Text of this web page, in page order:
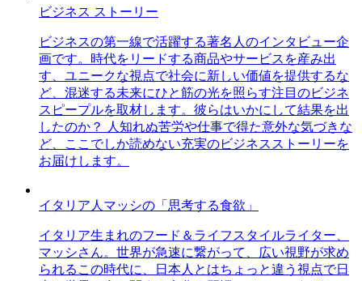
ビジネス ストーリー
ビジネスの第一線で活躍する著名人のインタビュー企
画です。時代をリードする商品やサービスを産み出
す、ユニークな視点で社会に新しい価値を提供するな
ど、混迷する未来にひと筋の光を照らす注目のビジネ
スピープルを取材します。彼らはいかにして結果を出
したのか？ 人知れぬ苦労や仕事で得た意外な気づきな
ど、ここでしか読めない充実のビジネスストーリーを
お届けします。
イタリア人マッシの「思考する食欲」
イタリア生まれのフード＆ライフスタイルライター、
マッシさん。世界が急速に繋がって、広い視野が求め
られるこの時代に、日本人とはちょっと違う視点で日